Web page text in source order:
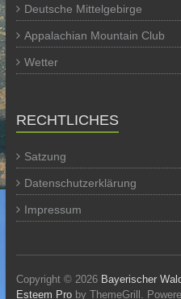
Deutsche Mittelgebirge
Appalachian Mountain Club
Wetter
RECHTLICHES
Satzung
Datenschutzerklärung
Impressum
Copyright © 2026 Bayerischer
Esteem Proby ThemeGrill.